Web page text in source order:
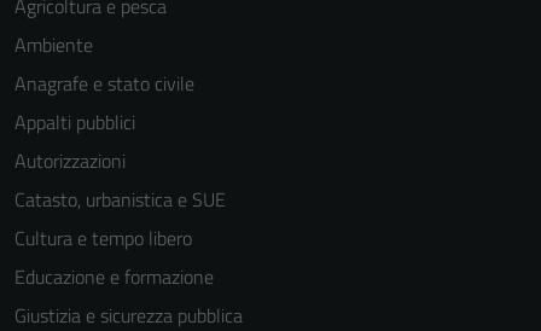
Agricoltura e pesca
Ambiente
Anagrafe e stato civile
Appalti pubblici
Autorizzazioni
Catasto, urbanistica e SUE
Cultura e tempo libero
Educazione e formazione
Giustizia e sicurezza pubblica